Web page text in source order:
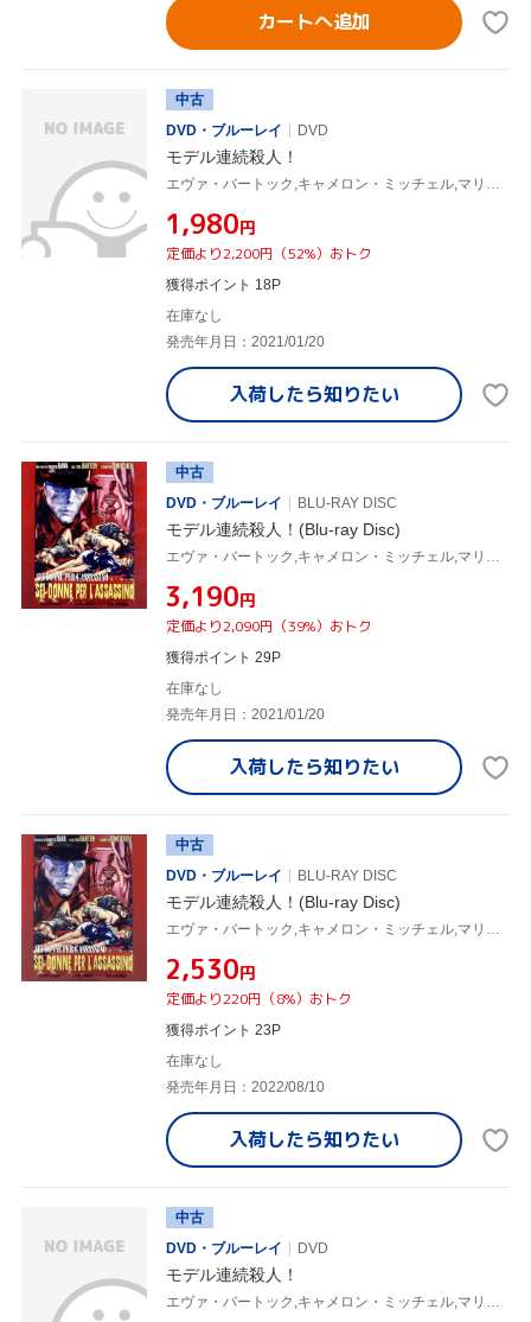
カートへ追加
中古
DVD・ブルーレイ
DVD
モデル連続殺人！
エヴァ・バートック,キャメロン・ミッチェル,マリオ・バーヴァ(監督)
¥1,980円
定価より2,200円（52%）おトク
獲得ポイント 18P
在庫なし
発売年月日：2021/01/20
入荷したら知りたい
中古
DVD・ブルーレイ
BLU-RAY DISC
モデル連続殺人！(Blu-ray Disc)
エヴァ・バートック,キャメロン・ミッチェル,マリオ・バーヴァ(監督)
¥3,190円
定価より2,090円（39%）おトク
獲得ポイント 29P
在庫なし
発売年月日：2021/01/20
入荷したら知りたい
中古
DVD・ブルーレイ
BLU-RAY DISC
モデル連続殺人！(Blu-ray Disc)
エヴァ・バートック,キャメロン・ミッチェル,マリオ・バーヴァ(監督)
¥2,530円
定価より220円（8%）おトク
獲得ポイント 23P
在庫なし
発売年月日：2022/08/10
入荷したら知りたい
中古
DVD・ブルーレイ
DVD
モデル連続殺人！
エヴァ・バートック,キャメロン・ミッチェル,マリオ・バーヴァ(監督)